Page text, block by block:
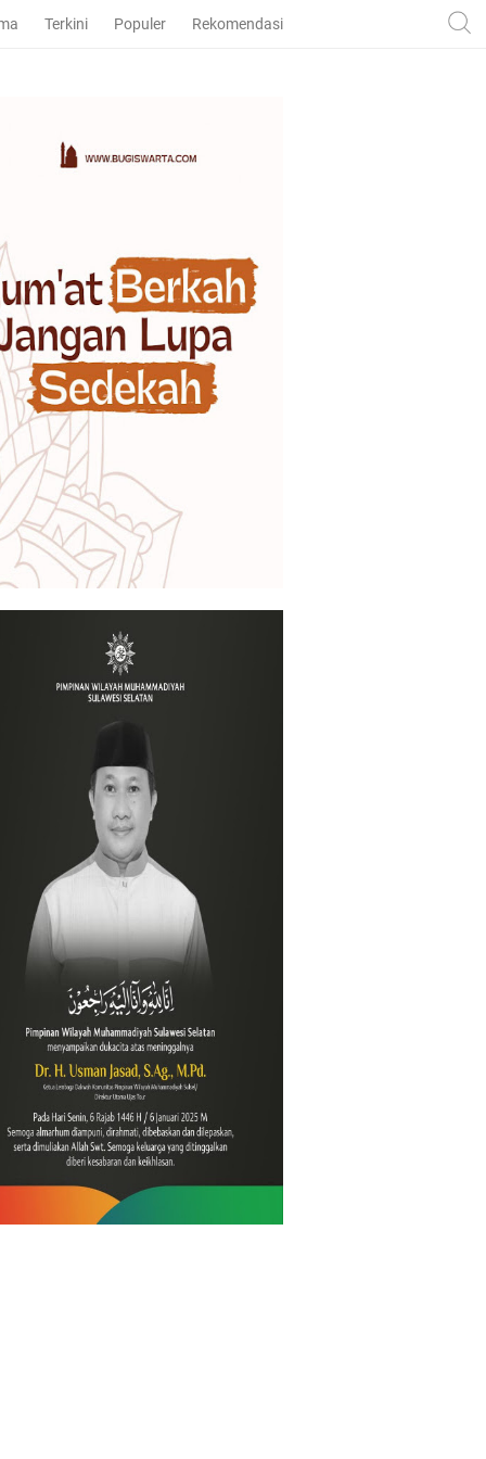
Terkini Populer Rekomendasi